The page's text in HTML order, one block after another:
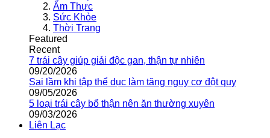
Ẩm Thực
Sức Khỏe
Thời Trang
Featured
Recent
7 trái cây giúp giải độc gan, thận tự nhiên
09/20/2026
Sai lầm khi tập thể dục làm tăng nguy cơ đột quỵ
09/05/2026
5 loại trái cây bổ thận nên ăn thường xuyên
09/03/2026
Liên Lạc